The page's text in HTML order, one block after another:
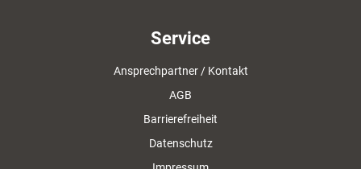
Service
Ansprechpartner / Kontakt
AGB
Barrierefreiheit
Datenschutz